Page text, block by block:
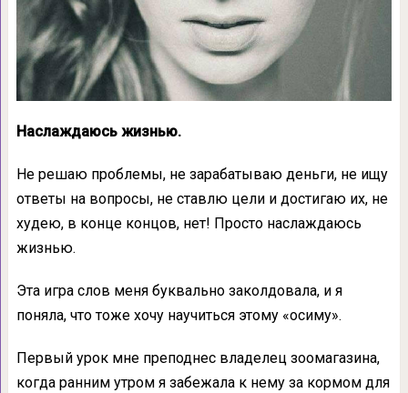
Наслаждаюсь жизнью.
Не решаю проблемы, не зарабатываю деньги, не ищу
ответы на вопросы, не ставлю цели и достигаю их, не
худею, в конце концов, нет! Просто наслаждаюсь
жизнью.
Эта игра слов меня буквально заколдовала, и я
поняла, что тоже хочу научиться этому «осиму».
Первый урок мне преподнес владелец зоомагазина,
когда ранним утром я забежала к нему за кормом для